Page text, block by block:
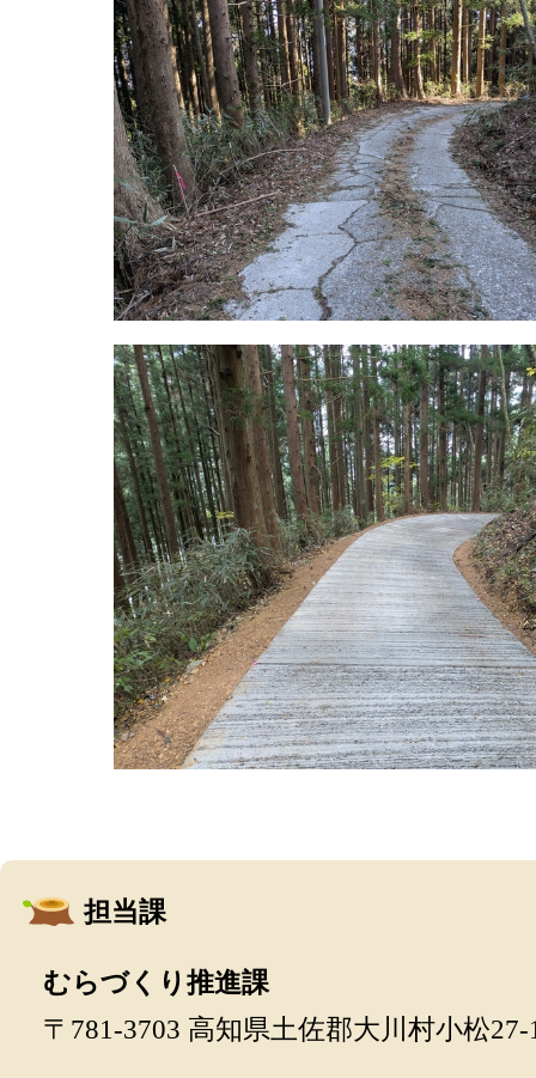
担当課
むらづくり推進課
〒781-3703 高知県土佐郡大川村小松27-